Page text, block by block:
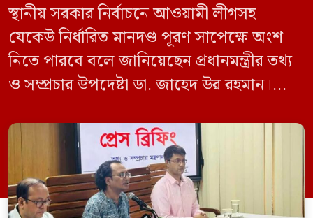
স্থানীয় সরকার নির্বাচনে আওয়ামী লীগসহ
যেকেউ নির্ধারিত মানদণ্ড পূরণ সাপেক্ষে অংশ
নিতে পারবে বলে জানিয়েছেন প্রধানমন্ত্রীর তথ্য
ও সম্প্রচার উপদেষ্টা ডা. জাহেদ উর রহমান।
সম্মেলন কক্ষে এক প্রেস ব্রিফিংয়ে সাংবাদিকদের
এক প্রশ্নের জবাবে তিনি এ কথা বলেন।